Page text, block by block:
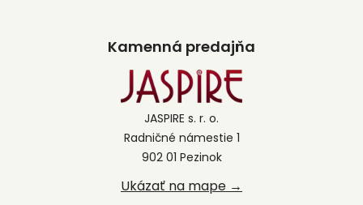
Kamenná predajňa
JASPIRE s. r. o.
Radničné námestie 1
902 01 Pezinok
Ukázať na mape →